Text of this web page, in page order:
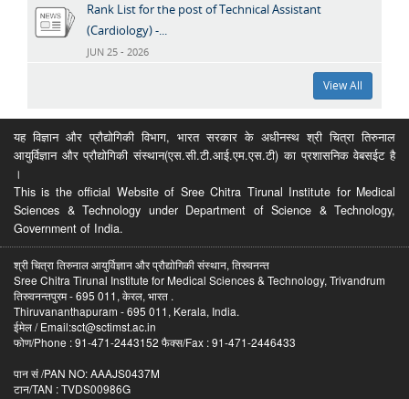
Rank List for the post of Technical Assistant
(Cardiology) -...
JUN 25 - 2026
View All
यह विज्ञान और प्रौद्योगिकी विभाग, भारत सरकार के अधीनस्थ श्री चित्रा तिरुनाल
आयुर्विज्ञान और प्रौद्योगिकी संस्थान(एस.सी.टी.आई.एम.एस.टी) का प्रशासनिक वेबसईट है
।
This is the official Website of Sree Chitra Tirunal Institute for Medical
Sciences & Technology under Department of Science & Technology,
Government of India.
श्री चित्रा तिरुनाल आयुर्विज्ञान और प्रौद्योगिकी संस्थान, तिरुवनन्त
Sree Chitra Tirunal Institute for Medical Sciences & Technology, Trivandrum
तिरुवनन्तपुरम - 695 011, केरल, भारत .
Thiruvananthapuram - 695 011, Kerala, India.
ईमेल / Email:sct@sctimst.ac.in
फोण/Phone : 91-471-2443152 फैक्स/Fax : 91-471-2446433
पान सं /PAN NO: AAAJS0437M
टान/TAN : TVDS00986G